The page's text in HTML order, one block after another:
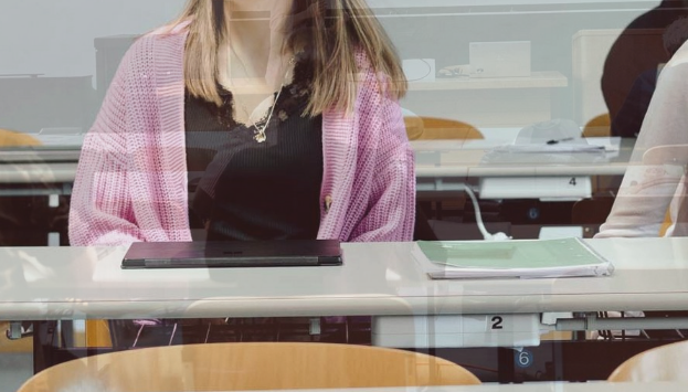
STUDIUM
Studienrichtungen
Religionslehrer:in: Mehr als nur ein Job
Immatrikulation & Inskription
Vorlesungen
WEITERBILDUNG
Brixner Theologische Kurse
Institut für theologische Studien ISR in Bozen
USG Angewandte Ethik
Zertifikatslehrgang Ars Sacra
NEWSLETTERANMELDUNG